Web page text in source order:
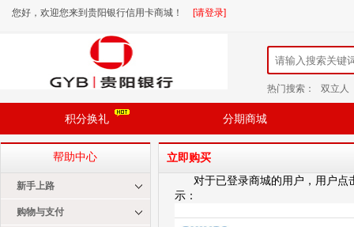
您好，欢迎您来到贵阳银行信用卡商城！ [请登录]
热门搜索： 双立人
积分换礼 分期商城
帮助中心
新手上路
购物与支付
立即购买
对于已登录商城的用户，用户点
示：